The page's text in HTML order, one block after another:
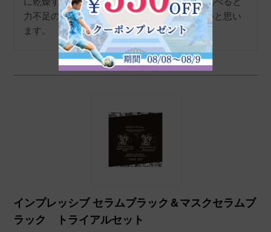
力不足の印象でした。もう少し若い人には良いと思い
ます。
インプレッシブ セラムブラック＆マスクセラムブ
ラック トライアルセット